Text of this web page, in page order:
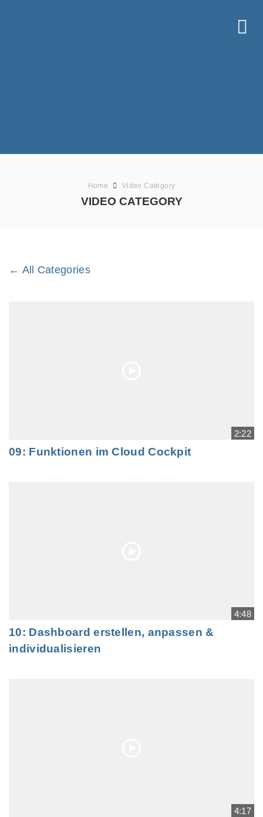
Home Video Category
VIDEO CATEGORY
← All Categories
2:22
09: Funktionen im Cloud Cockpit
4:48
10: Dashboard erstellen, anpassen &
individualisieren
4:17